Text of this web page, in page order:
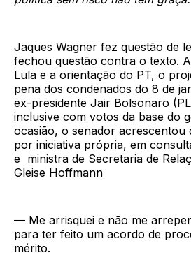
Jaques Wagner fez questão de
fechou questão contra o texto.
Lula e a orientação do PT, o
pena dos condenados do 8 de
ex-presidente Jair Bolsonaro
inclusive com votos da base do
ocasião, o senador acrescentou
por iniciativa própria, em
e ministra de Secretaria de
Gleise Hoffmann
— Me arrisquei e não me
para ter feito um acordo de
mérito.